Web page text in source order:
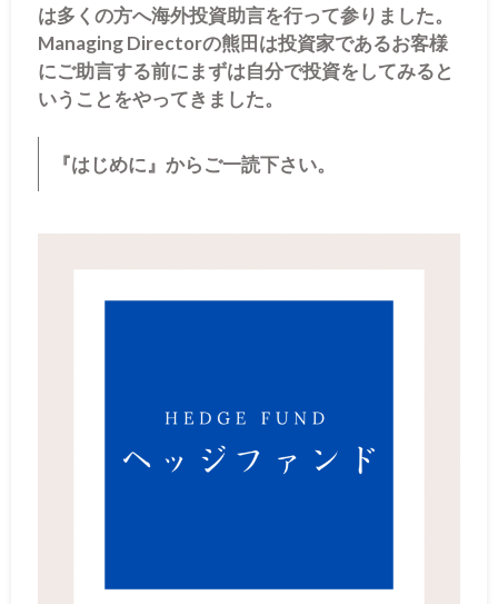
は多くの方へ海外投資助言を行って参りました。
Managing Directorの熊田は投資家であるお客様
にご助言する前にまずは自分で投資をしてみると
いうことをやってきました。
『はじめに』からご一読下さい。